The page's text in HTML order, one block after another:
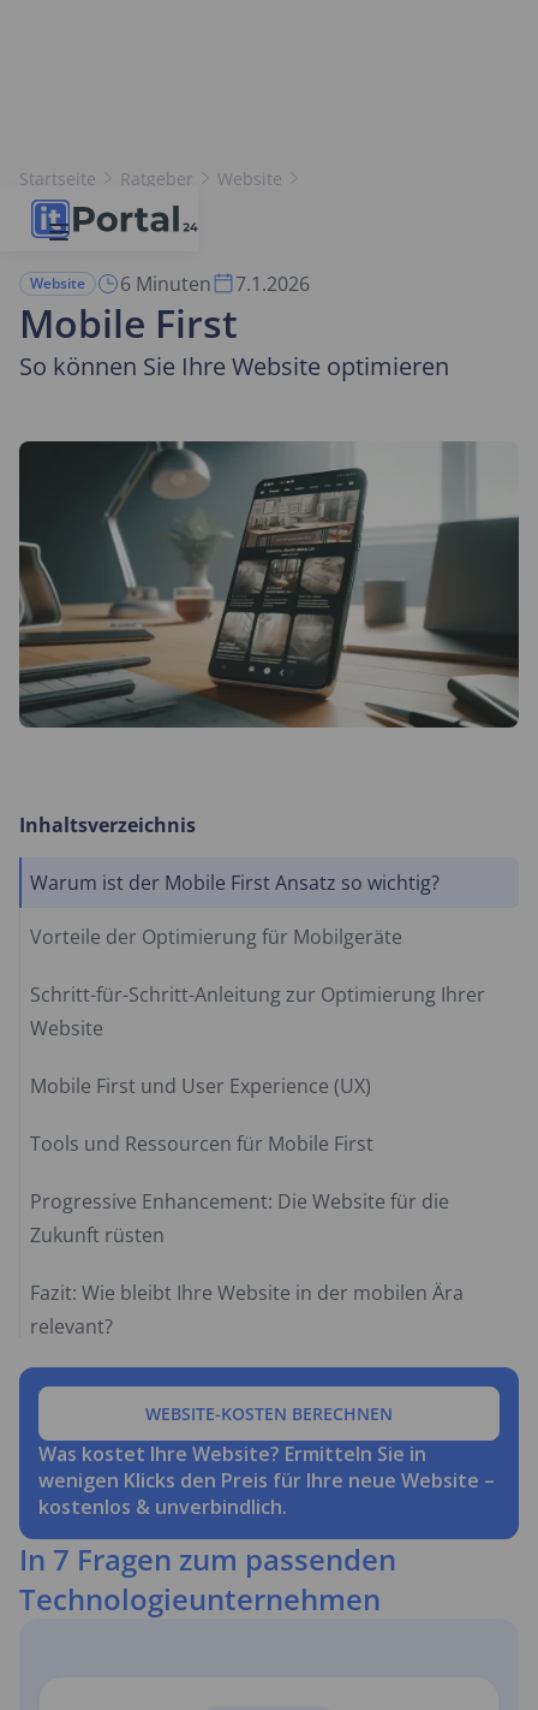
Startseite Ratgeber
Website
Mobile First
Website 6 Minuten 7.1.2026
Mobile First
So können Sie Ihre Website optimieren
Inhaltsverzeichnis
Warum ist der Mobile First Ansatz so wichtig?
Vorteile der Optimierung für Mobilgeräte
Schritt-für-Schritt-Anleitung zur Optimierung Ihrer
Website
Mobile First und User Experience (UX)
Tools und Ressourcen für Mobile First
Progressive Enhancement: Die Website für die
Zukunft rüsten
Fazit: Wie bleibt Ihre Website in der mobilen Ära
relevant?
Was kostet Ihre Website? Ermitteln Sie in
wenigen Klicks den Preis für Ihre neue Website –
kostenlos & unverbindlich.
WEBSITE-KOSTEN BERECHNEN
In 7 Fragen zum passenden
Technologieunternehmen